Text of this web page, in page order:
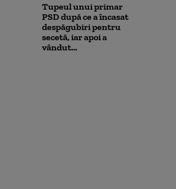
Tupeul unui primar
PSD după ce a încasat
despăgubiri pentru
secetă, iar apoi a
vândut...